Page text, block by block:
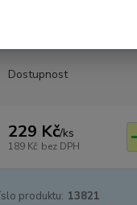
Dostupnost
229 Kč/ks
189 Kč bez DPH
produktu: 13821